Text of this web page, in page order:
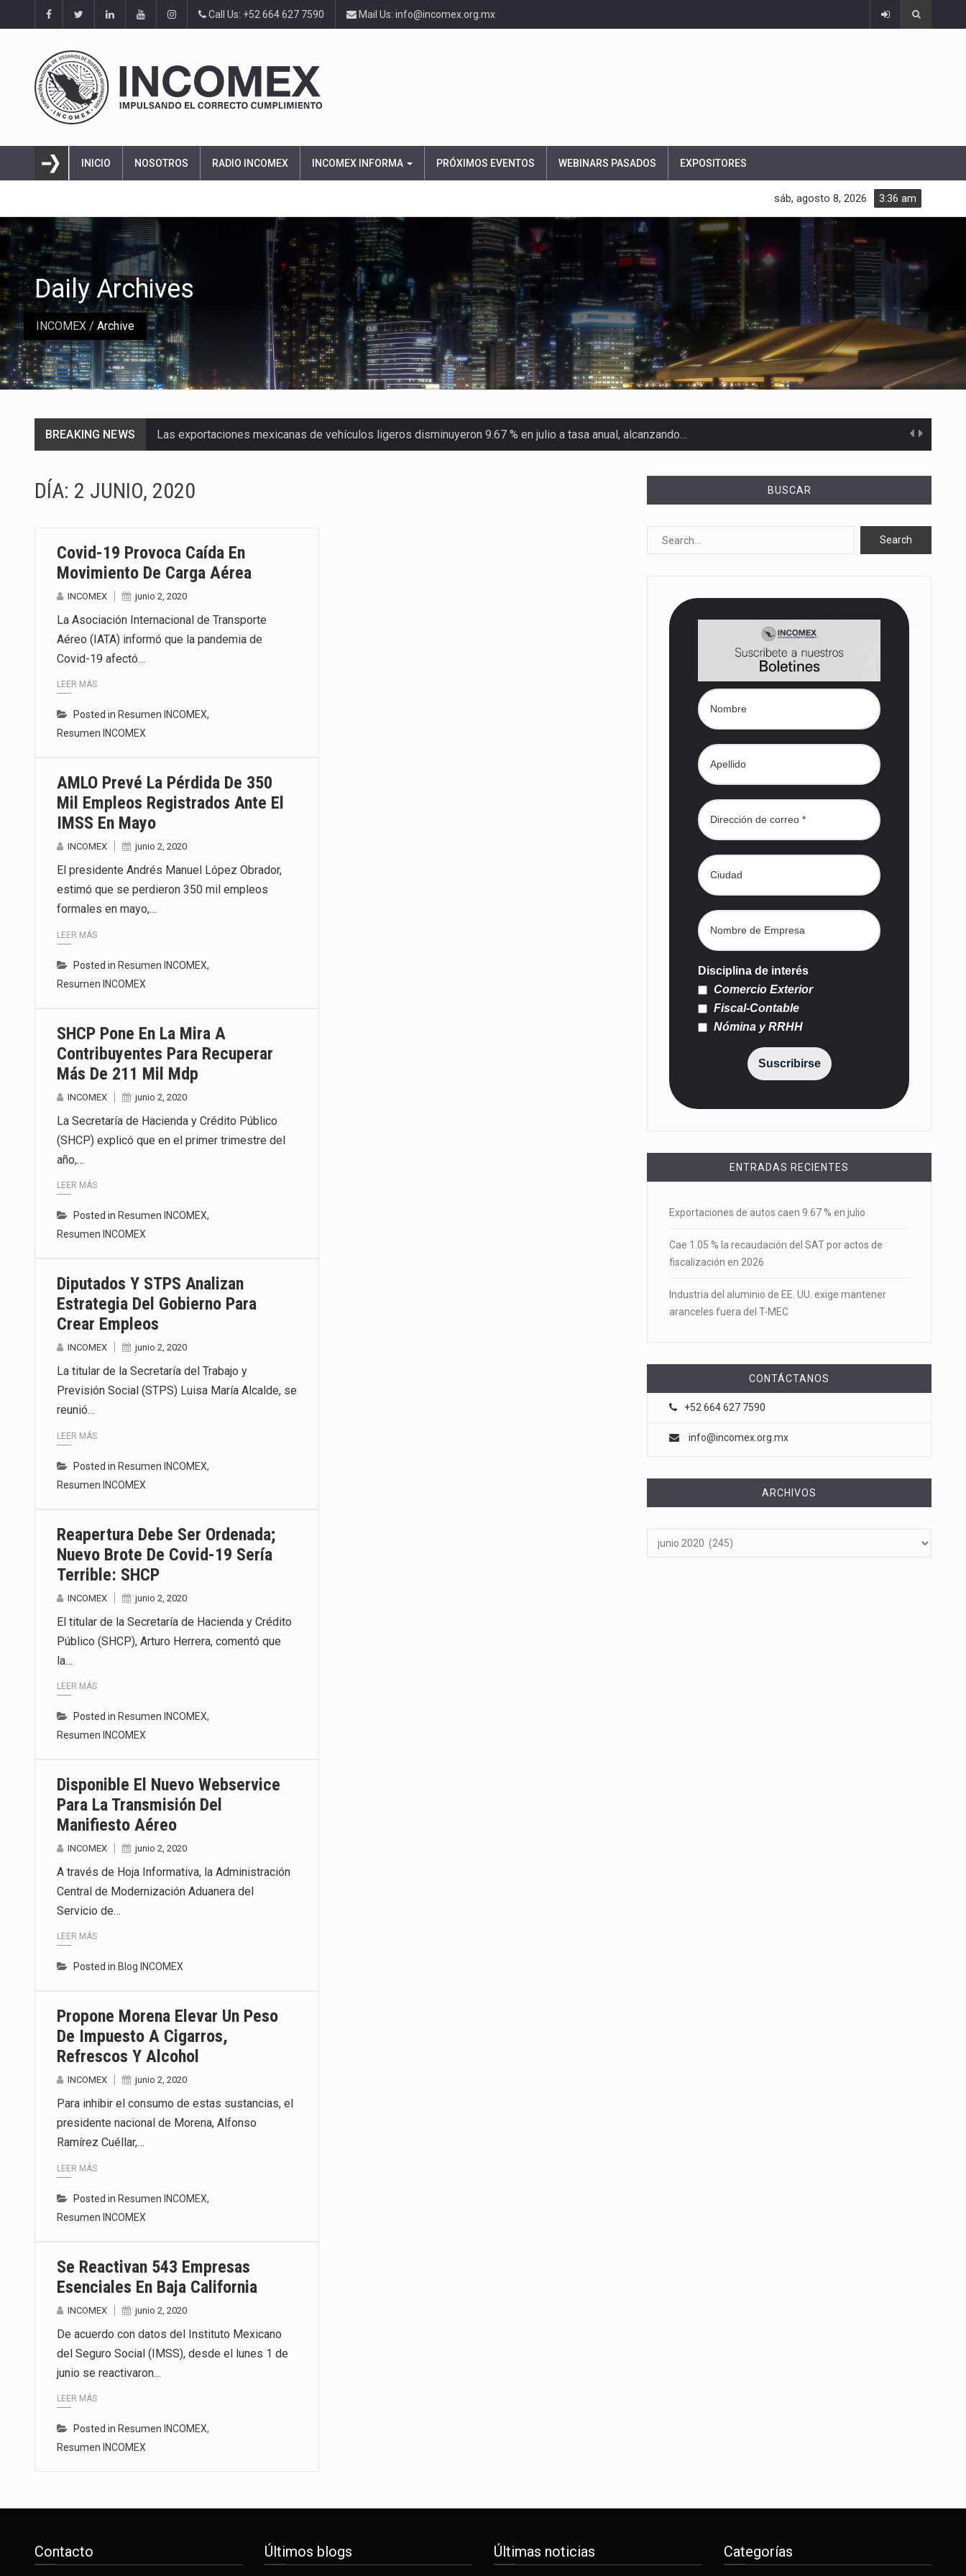
Call Us: +52 664 627 7590 Mail Us: info@incomex.org.mx
INICIO NOSOTROS RADIO INCOMEX INCOMEX INFORMA PRÓXIMOS EVENTOS WEBINARS PASADOS EXPOSITORES
3:36 am
sáb, agosto 8, 2026
INCOMEX / Archive
Daily Archives
BREAKING NEWS Las exportaciones mexicanas de vehículos ligeros disminuyeron 9.67 % en julio a tasa anual, alcanzando…
La Coalition for a Prosperous America (CPA) solicitó al gobierno de Estados Unidos mantener e…
Ante la suspensión temporal de las inspecciones sanitarias del Departamento de Agricultura de Estados Unidos…
Los créditos fiscales determinados a empresas IMMEX rara vez nacen de una interpretación equivocada de…
La industria automotriz mexicana concentra más de la mitad de las quejas bajo el Mecanismo…
DÍA: 2 JUNIO, 2020
Covid-19 Provoca Caída En
Movimiento De Carga Aérea
INCOMEX junio 2, 2020
La Asociación Internacional de Transporte
Aéreo (IATA) informó que la pandemia de
Covid-19 afectó…
LEER MÁS
Posted in Resumen INCOMEX,
Resumen INCOMEX
AMLO Prevé La Pérdida De 350
Mil Empleos Registrados Ante El
IMSS En Mayo
INCOMEX junio 2, 2020
El presidente Andrés Manuel López Obrador,
estimó que se perdieron 350 mil empleos
formales en mayo,…
LEER MÁS
Posted in Resumen INCOMEX,
Resumen INCOMEX
SHCP Pone En La Mira A
Contribuyentes Para Recuperar
Más De 211 Mil Mdp
INCOMEX junio 2, 2020
La Secretaría de Hacienda y Crédito Público
(SHCP) explicó que en el primer trimestre del
año,…
LEER MÁS
Posted in Resumen INCOMEX,
Resumen INCOMEX
Diputados Y STPS Analizan
Estrategia Del Gobierno Para
Crear Empleos
INCOMEX junio 2, 2020
La titular de la Secretaría del Trabajo y
Previsión Social (STPS) Luisa María Alcalde, se
reunió…
LEER MÁS
Posted in Resumen INCOMEX,
Resumen INCOMEX
Reapertura Debe Ser Ordenada;
Nuevo Brote De Covid-19 Sería
Terrible: SHCP
INCOMEX junio 2, 2020
El titular de la Secretaría de Hacienda y Crédito
Público (SHCP), Arturo Herrera, comentó que
la…
LEER MÁS
Posted in Resumen INCOMEX,
Resumen INCOMEX
Disponible El Nuevo Webservice
Para La Transmisión Del
Manifiesto Aéreo
INCOMEX junio 2, 2020
A través de Hoja Informativa, la Administración
Central de Modernización Aduanera del
Servicio de…
LEER MÁS
Posted in Blog INCOMEX
Propone Morena Elevar Un Peso
De Impuesto A Cigarros,
Refrescos Y Alcohol
INCOMEX junio 2, 2020
Para inhibir el consumo de estas sustancias, el
presidente nacional de Morena, Alfonso
Ramírez Cuéllar,…
LEER MÁS
Posted in Resumen INCOMEX,
Resumen INCOMEX
Se Reactivan 543 Empresas
Esenciales En Baja California
INCOMEX junio 2, 2020
De acuerdo con datos del Instituto Mexicano
del Seguro Social (IMSS), desde el lunes 1 de
junio se reactivaron…
LEER MÁS
Posted in Resumen INCOMEX,
Resumen INCOMEX
BUSCAR
Disciplina de interés
Comercio Exterior
Fiscal-Contable
Nómina y RRHH
Suscribirse
ENTRADAS RECIENTES
Exportaciones de autos caen 9.67 % en julio
Cae 1.05 % la recaudación del SAT por actos de
fiscalización en 2026
Industria del aluminio de EE. UU. exige mantener
aranceles fuera del T-MEC
CONTÁCTANOS
+52 664 627 7590
info@incomex.org.mx
ARCHIVOS
Contacto Últimos blogs Últimas noticias Categorías